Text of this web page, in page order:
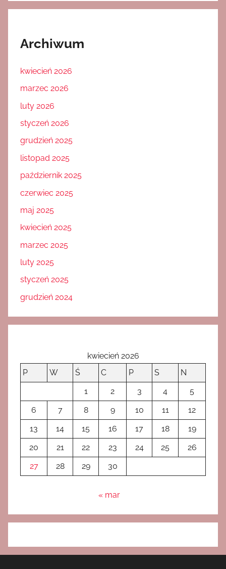
Archiwum
kwiecień 2026
marzec 2026
luty 2026
styczeń 2026
grudzień 2025
listopad 2025
październik 2025
czerwiec 2025
maj 2025
kwiecień 2025
marzec 2025
luty 2025
styczeń 2025
grudzień 2024
kwiecień 2026
P
W Ś C P S
N
1
2 3 4
5
6
7 8 9 10 11
12
13
14 15 16 17 18
19
20
21 22 23 24 25
26
27
28 29 30
« mar